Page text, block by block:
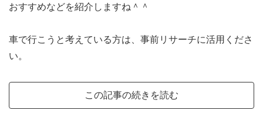
おすすめなどを紹介しますね＾＾
車で行こうと考えている方は、事前リサーチに活用くださ
い。
この記事の続きを読む